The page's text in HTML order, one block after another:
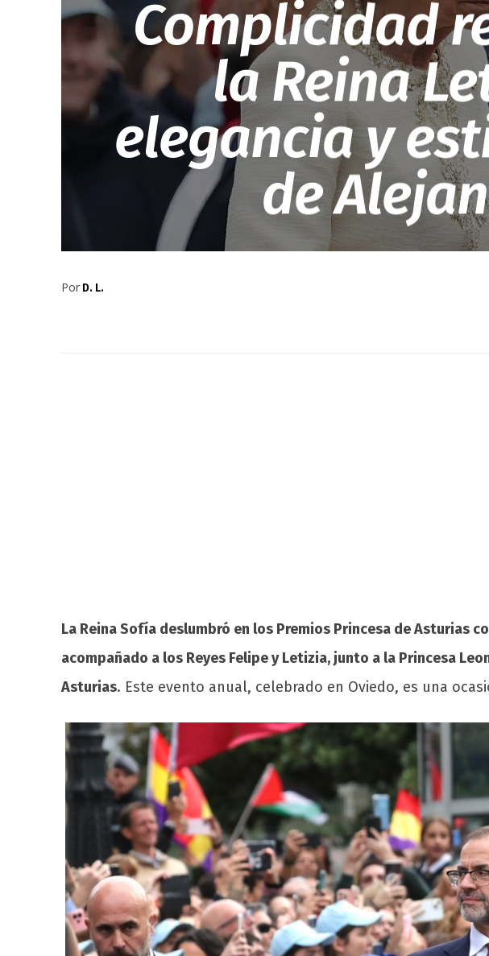
Complicidad
la Reina
elegancia y
de
Por D. L.
La Reina Sofía deslumbró en los Premios Princesa de Asturias
acompañado a los Reyes Felipe y Letizia, junto a la Princesa
Asturias. Este evento anual, celebrado en Oviedo, es una